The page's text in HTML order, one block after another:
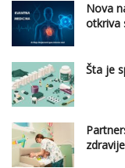
Nova
otkriva
Šta je